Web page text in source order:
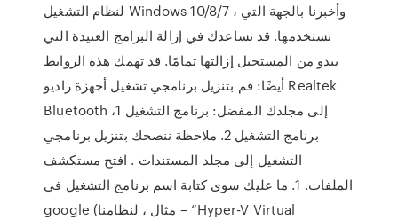
لنظام التشغيل Windows 10/8/7 ، وأخبرنا بالجهة التي
تستخدمها. قد تساعدك في إزالة البرامج العنيدة التي
يبدو من المستحيل إزالتها تمامًا. قد تهمك هذه الروابط
أيضًا: قم بتنزيل برنامجي تشغيل أجهزة راديو Realtek
Bluetooth إلى مجلدك المفضل: برنامج التشغيل 1،
برنامج التشغيل 2. ملاحظة ننصحك بتنزيل برنامجي
التشغيل إلى مجلد المستندات . افتح مستكشف
الملفات. 1. ما عليك سوى كتابة اسم برنامج التشغيل في
google (مثال ، لنظامنا – “Hyper-V Virtual